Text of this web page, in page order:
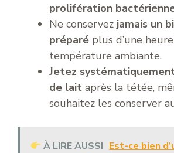
prolifération
Ne conservez jamais un
préparé plus d’une
température ambiante.
Jetez
de lait après la tétée,
souhaitez les conserver
À LIRE AUSSI Est-ce bien